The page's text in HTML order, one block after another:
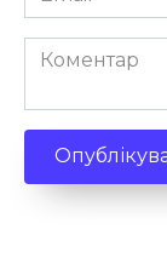
*
Коментар